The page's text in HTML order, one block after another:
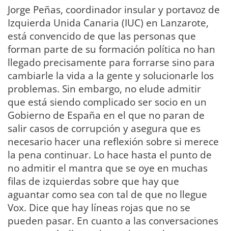
Jorge Peñas, coordinador insular y portavoz de
Izquierda Unida Canaria (IUC) en Lanzarote,
está convencido de que las personas que
forman parte de su formación política no han
llegado precisamente para forrarse sino para
cambiarle la vida a la gente y solucionarle los
problemas. Sin embargo, no elude admitir
que está siendo complicado ser socio en un
Gobierno de España en el que no paran de
salir casos de corrupción y asegura que es
necesario hacer una reflexión sobre si merece
la pena continuar. Lo hace hasta el punto de
no admitir el mantra que se oye en muchas
filas de izquierdas sobre que hay que
aguantar como sea con tal de que no llegue
Vox. Dice que hay líneas rojas que no se
pueden pasar. En cuanto a las conversaciones